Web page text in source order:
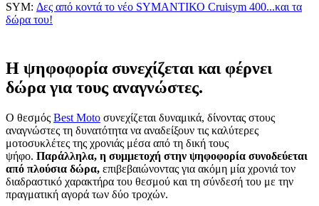
SYM: Δες από κοντά το νέο SYMΑΝΤΙΚΟ Cruisym 400...και τα
δώρα του!
Η ψηφοφορία συνεχίζεται και φέρνει
δώρα για τους αναγνώστες.
Ο θεσμός Best Moto συνεχίζεται δυναμικά, δίνοντας στους
αναγνώστες τη δυνατότητα να αναδείξουν τις καλύτερες
μοτοσυκλέτες της χρονιάς μέσα από τη δική τους
ψήφο. Παράλληλα, η συμμετοχή στην ψηφοφορία συνοδεύεται
από πλούσια δώρα, επιβεβαιώνοντας για ακόμη μία χρονιά τον
διαδραστικό χαρακτήρα του θεσμού και τη σύνδεσή του με την
πραγματική αγορά των δύο τροχών.